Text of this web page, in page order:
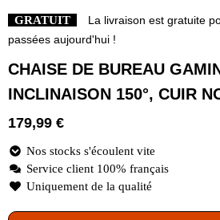
GRATUIT
La livraison est gratuite
passées aujourd'hui !
CHAISE DE BUREAU
INCLINAISON 150°, CUIR
179,99 €
Nos stocks s'écoulent vite
Service client 100% français
Uniquement de la qualité